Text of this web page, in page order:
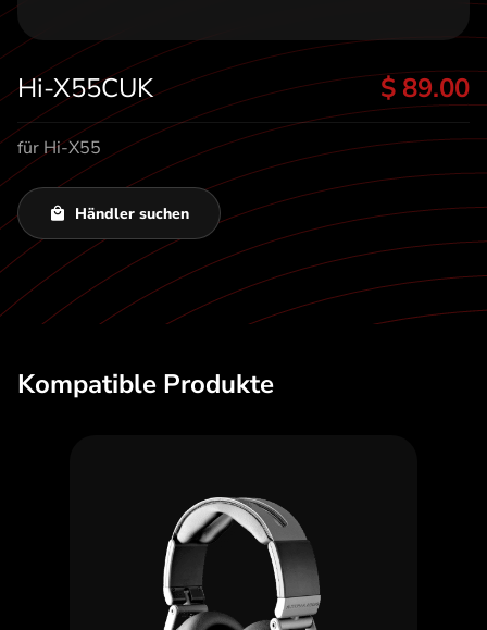
t
Hi-X55CUK $ 89.00
für Hi-X55
Händler suchen
Kompatible Produkte